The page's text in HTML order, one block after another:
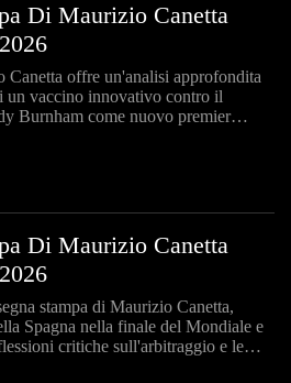
Di Maurizio Canetta
Canetta offre un'analisi approfondita
un vaccino innovativo contro il
Burnham come nuovo premier
Di Maurizio Canetta
stampa di Maurizio Canetta,
Spagna nella finale del Mondiale e
critiche sull'arbitraggio e le